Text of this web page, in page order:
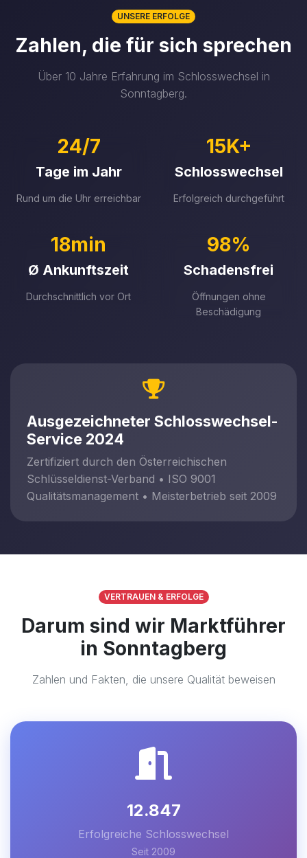
UNSERE ERFOLGE
Zahlen, die für sich sprechen
Über 10 Jahre Erfahrung im Schlosswechsel in
Sonntagberg.
24/7
Tage im Jahr
Rund um die Uhr erreichbar
15K+
Schlosswechsel
Erfolgreich durchgeführt
18min
Ø Ankunftszeit
Durchschnittlich vor Ort
98%
Schadensfrei
Öffnungen ohne
Beschädigung
Ausgezeichneter Schlosswechsel-
Service 2024
Zertifiziert durch den Österreichischen
Schlüsseldienst-Verband • ISO 9001
Qualitätsmanagement • Meisterbetrieb seit 2009
VERTRAUEN & ERFOLGE
Darum sind wir Marktführer
in Sonntagberg
Zahlen und Fakten, die unsere Qualität beweisen
12.847
Erfolgreiche Schlosswechsel
Seit 2009